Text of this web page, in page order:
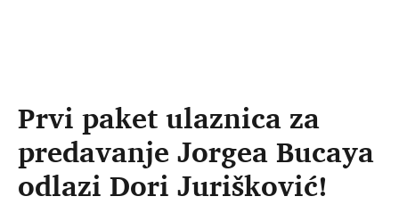
Prvi paket ulaznica za
predavanje Jorgea Bucaya
odlazi Dori Jurišković!